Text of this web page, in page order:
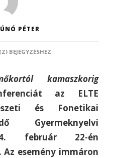
PÉTER
TUDOMÁNYOS
NYELVFEJLŐDÉSRŐL
BEJEGYZÉSHEZ
kamaszkorig
az ELTE
és Fonetikai
Gyermeknyelvi
február 22-én
esemény immáron